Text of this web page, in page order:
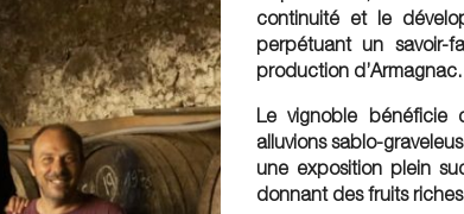
continuité et le
perpétuant un savoir-
production d’Armagnac.
Le vignoble bénéficie
alluvions sablo-
une exposition plein
donnant des fruits